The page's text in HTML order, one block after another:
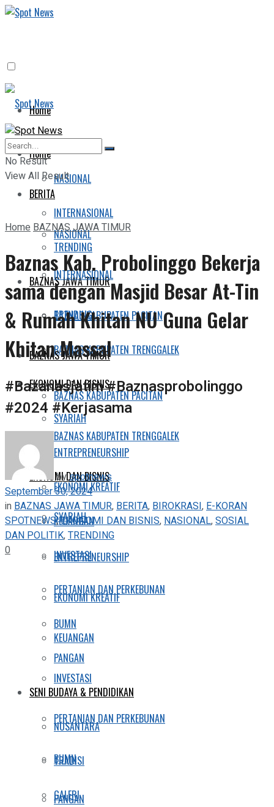
Home
BERITA
NASIONAL
INTERNASIONAL
TRENDING
BAZNAS JAWA TIMUR
BAZNAS KABUPATEN PACITAN
BAZNAS KABUPATEN TRENGGALEK
EKONOMI DAN BISNIS
SYARIAH
ENTREPRENEURSHIP
EKONOMI KREATIF
KEUANGAN
INVESTASI
PERTANIAN DAN PERKEBUNAN
BUMN
PANGAN
SENI BUDAYA & PENDIDIKAN
NUSANTARA
TRADISI
GALERI
Home
BERITA
NASIONAL
INTERNASIONAL
TRENDING
BAZNAS JAWA TIMUR
BAZNAS KABUPATEN PACITAN
BAZNAS KABUPATEN TRENGGALEK
EKONOMI DAN BISNIS
SYARIAH
ENTREPRENEURSHIP
EKONOMI KREATIF
KEUANGAN
INVESTASI
PERTANIAN DAN PERKEBUNAN
BUMN
PANGAN
No Result
View All Result
HomeBAZNAS JAWA TIMUR
Baznas Kab. Probolinggo Bekerja
sama dengan Masjid Besar At-Tin
& Rumah Khitan NU Guna Gelar
Khitan Massal
#Bazanasjatim #Baznasprobolinggo
#2024 #Kerjasama
byspotnews
September 30, 2024
in BAZNAS JAWA TIMUR, BERITA, BIROKRASI, E-KORAN
SPOTNEWS,EKONOMI DAN BISNIS, NASIONAL,SOSIAL
DAN POLITIK,TRENDING
0